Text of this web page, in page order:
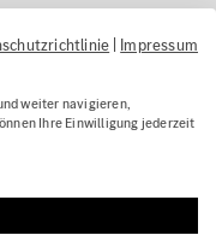
13 Liter
Benz
| Impressum
weiter navigieren,
Ihre Einwilligung jederzeit